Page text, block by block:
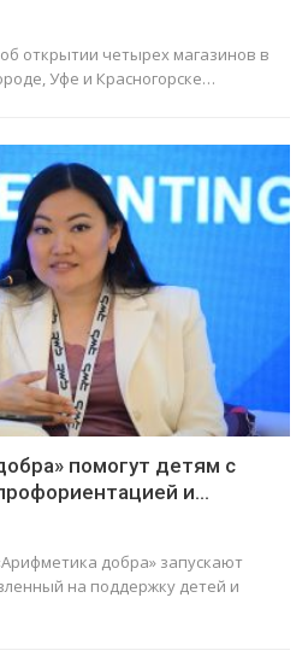
открытии четырех магазинов в
Уфе и Красногорске…
помогут детям с
и…
добра» запускают
на поддержку детей и